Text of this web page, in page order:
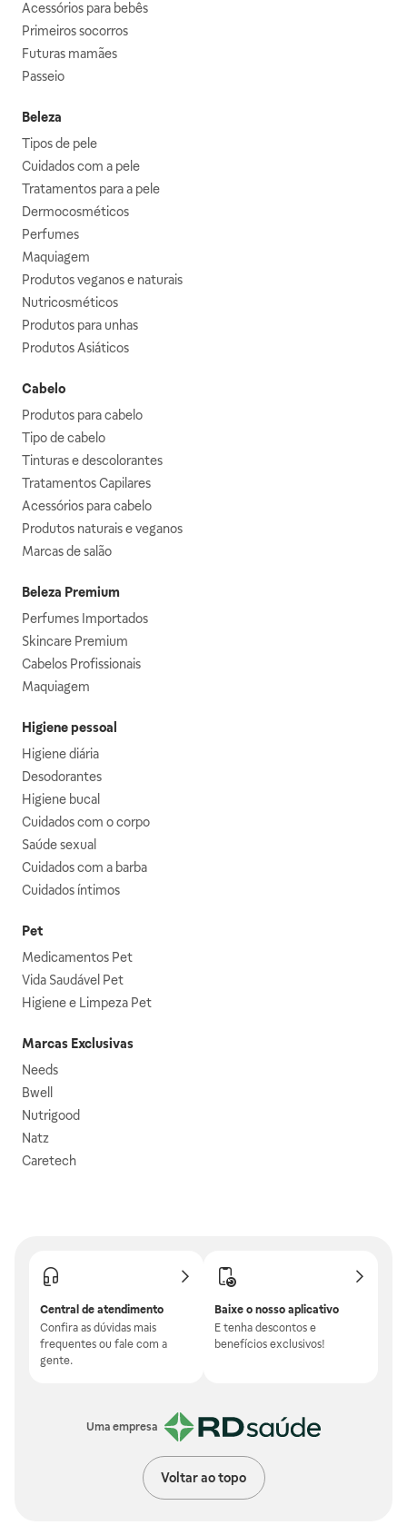
Acessórios para bebês
Primeiros socorros
Futuras mamães
Passeio
Beleza
Tipos de pele
Cuidados com a pele
Tratamentos para a pele
Dermocosméticos
Perfumes
Maquiagem
Produtos veganos e naturais
Nutricosméticos
Produtos para unhas
Produtos Asiáticos
Cabelo
Produtos para cabelo
Tipo de cabelo
Tinturas e descolorantes
Tratamentos Capilares
Acessórios para cabelo
Produtos naturais e veganos
Marcas de salão
Beleza Premium
Perfumes Importados
Skincare Premium
Cabelos Profissionais
Maquiagem
Higiene pessoal
Higiene diária
Desodorantes
Higiene bucal
Cuidados com o corpo
Saúde sexual
Cuidados com a barba
Cuidados íntimos
Pet
Medicamentos Pet
Vida Saudável Pet
Higiene e Limpeza Pet
Marcas Exclusivas
Needs
Bwell
Nutrigood
Natz
Caretech
Central de atendimento
Confira as dúvidas mais
frequentes ou fale com a
gente.
Baixe o nosso aplicativo
E tenha descontos e
benefícios exclusivos!
Uma empresa
Voltar ao topo